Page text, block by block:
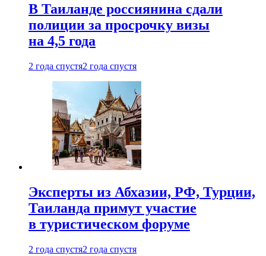
В Таиланде россиянина сдали
полиции за просрочку визы
на 4,5 года
2 года спустя2 года спустя
Эксперты из Абхазии, РФ, Турции,
Таиланда примут участие
в туристическом форуме
2 года спустя2 года спустя